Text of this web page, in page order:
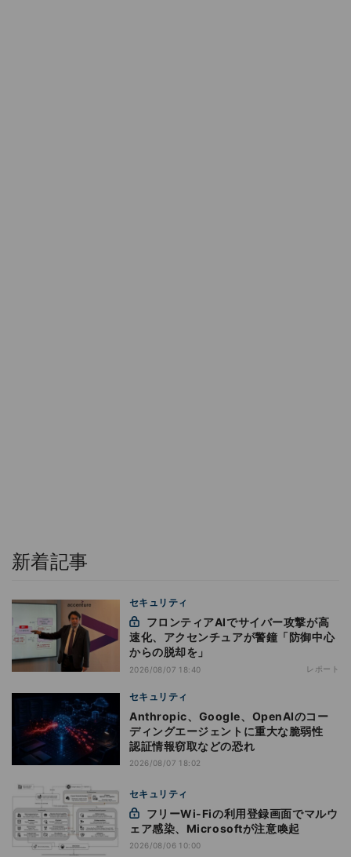
新着記事
セキュリティ
速化、アクセンチュアが警鐘「防御中心
からの脱却を」
2026/08/07 18:40 レポート
セキュリティ
Anthropic、Google、OpenAIのコー
ディングエージェントに重大な脆弱性
認証情報窃取などの恐れ
2026/08/07 18:02
セキュリティ
ェア感染、Microsoftが注意喚起
2026/08/06 10:00